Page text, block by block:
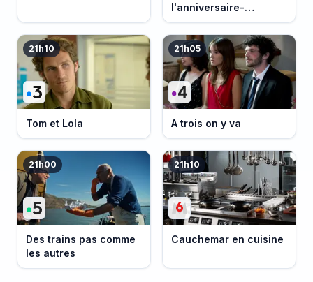
l'anniversaire-
événement
21h10
Tom et Lola
21h05
A trois on y va
21h00
Des trains pas comme
les autres
21h10
Cauchemar en cuisine